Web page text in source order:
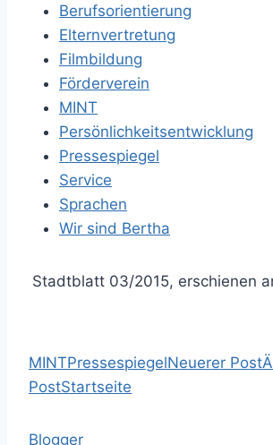
Berufsorientierung
Elternvertretung
Filmbildung
Förderverein
MINT
Persönlichkeitsentwicklung
Pressespiegel
Service
Sprachen
Wir sind Bertha
Stadtblatt 03/2015, erschienen
MINTPressespiegelNeuerer Post
PostStartseite
Blogger